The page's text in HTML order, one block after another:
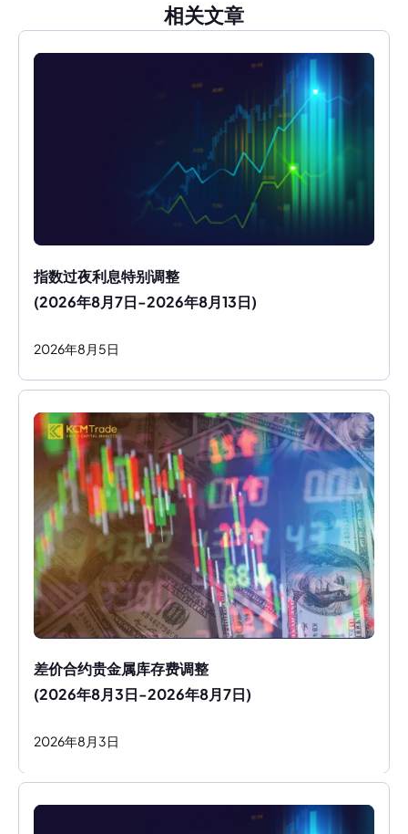
相关文章
指数过夜利息特别调整
(2026年8月7日-2026年8月13日)
2026年8 月 5日
差价合约贵金属库存费调整
(2026年8月3日-2026年8月7日)
2026年8 月 3日